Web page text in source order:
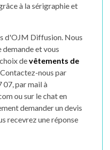
à la sérigraphie et
d'OJM Diffusion. Nous
et vous
devêtements de
. Contactez-nous par
07, par mail à
ou sur le chat en
demander un devis
recevrez une réponse